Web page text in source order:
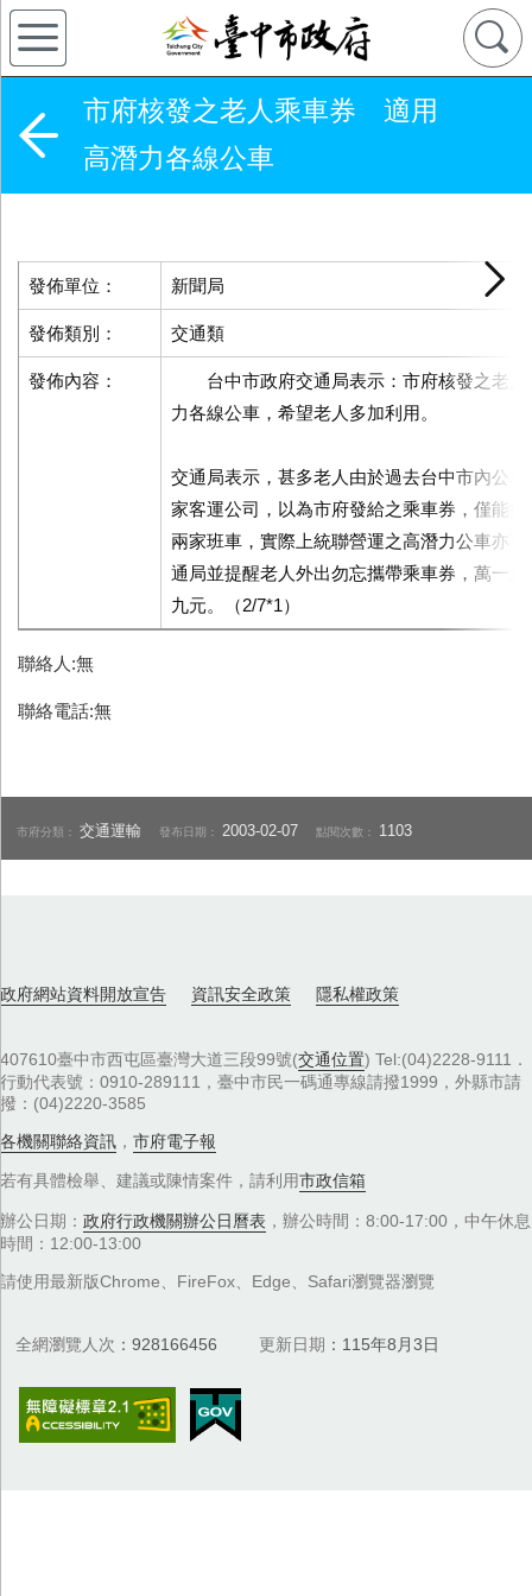
市府核發之老人乘車券 適用
高潛力各線公車
發佈單位： 新聞局
發佈類別： 交通類
發佈內容：
台中市政府交通局表示：市府核發之老人
力各線公車，希望老人多加利用。
交通局表示，甚多老人由於過去台中市內公
家客運公司，以為市府發給之乘車券，僅能
兩家班車，實際上統聯營運之高潛力公車亦
通局並提醒老人外出勿忘攜帶乘車券，萬一
九元。（2/7*1）
聯絡人:無
聯絡電話:無
市府分類：交通運輸 發布日期： 2003-02-07 點閱次數： 1103
政府網站資料開放宣告 資訊安全政策 隱私權政策
407610臺中市西屯區臺灣大道三段99號(交通位置) Tel:(04)2228-9111．
行動代表號：0910-289111，臺中市民一碼通專線請撥1999，外縣市請
撥：(04)2220-3585
各機關聯絡資訊 ， 市府電子報
若有具體檢舉、建議或陳情案件，請利用市政信箱
辦公日期： 政府行政機關辦公日曆表 ，辦公時間：8:00-17:00，中午休息
時間：12:00-13:00
請使用最新版Chrome、FireFox、Edge、Safari瀏覽器瀏覽
全網瀏覽人次 928166456 更新日期 115年8月3日